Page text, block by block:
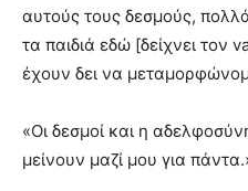
αυτούς τους δεσμούς,
τα παιδιά εδώ [δείχνει τον
έχουν δει να
«Οι δεσμοί και η
μείνουν μαζί μου για